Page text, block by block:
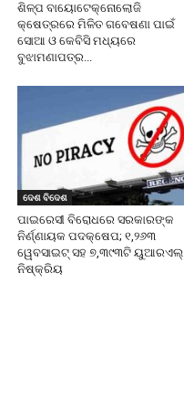
ଶିଳ୍ପ ବାୟୋଟେକ୍ନୋଲୋଜି
କ୍ଷେତ୍ରରେ ମିଳିତ ଗବେଷଣା ପାଇଁ
ସୋଆ ଓ କେବିସି ମଧ୍ୟରେ
ବୁଝାମଣାପତ୍ର...
ଦେଶ ବିଦେଶ
ପାଇରେସୀ ବିରୋଧରେ ସରକାରଙ୍କ
ନିର୍ଣ୍ଣାୟକ ପଦକ୍ଷେପ; ୧,୨୬୩
ୱେବସାଇଟ୍ ସହ ୭,୩୯୩ଟି ୟୁଆରଏଲ୍
ନିଷ୍କ୍ରିୟ